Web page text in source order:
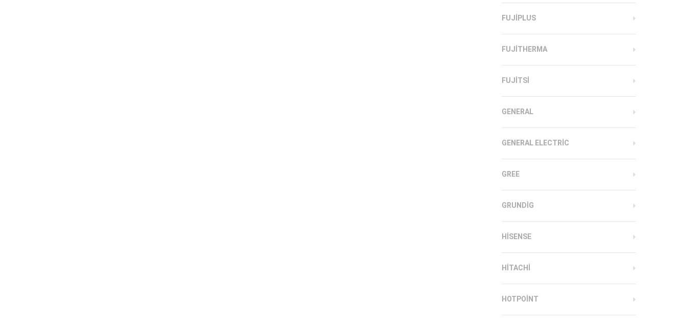
FUJIPLUS
FUJITHERMA
FUJITSI
GENERAL
GENERAL ELECTRIC
GREE
GRUNDIG
HISENSE
HITACHI
HOTPOINT